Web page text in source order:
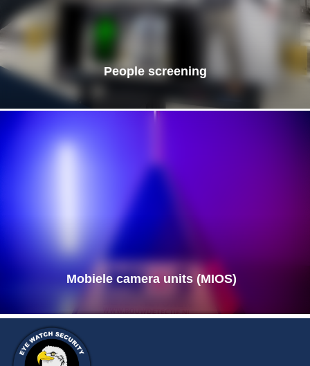
People screening
Mobiele camera units (MIOS)